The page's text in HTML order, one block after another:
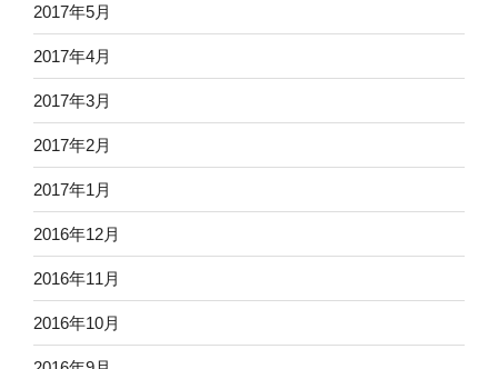
2017年5月
2017年4月
2017年3月
2017年2月
2017年1月
2016年12月
2016年11月
2016年10月